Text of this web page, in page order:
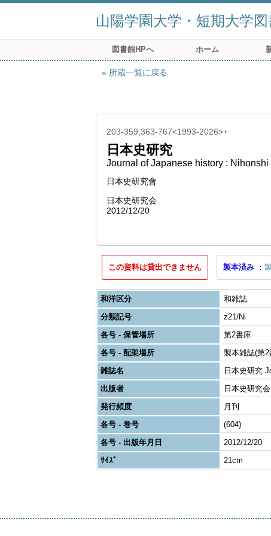
山陽学園大学・短期大学
図書館HPへ ホーム
所蔵一覧に戻る
203-359,363-767<1993-2026>+
日本史研究
Journal of Japanese history : Nihonshi
日本史研究會
日本史研究会
2012/12/20
この資料は貸出できません 製本済み
和洋区分
和雑誌
分類記号
z21/Ni
各号 - 保管場所
第2書庫
各号 - 配架場所
製本雑誌(第
雑誌名
日本史研究
出版者
日本史研究会
発行頻度
月刊
各号 - 巻号
(604)
各号 - 出版年月日
2012/12/20
ｻｲｽﾞ
21cm